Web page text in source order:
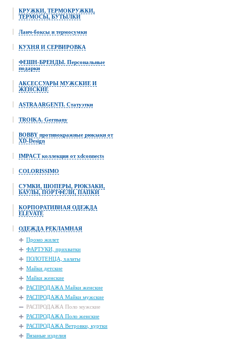
КРУЖКИ, ТЕРМОКРУЖКИ,
ТЕРМОСЫ, БУТЫЛКИ
Ланч-боксы и термосумки
КУХНЯ И СЕРВИРОВКА
ФЕШН-БРЕНДЫ. Персональные
подарки
АКСЕССУАРЫ МУЖСКИЕ И
ЖЕНСКИЕ
ASTRA ARGENTI. Статуэтки
TROIKA. Germany
BOBBY противокражные рюкзаки от
XD-Design
IMPACT коллекция от xdconnects
COLORISSIMO
СУМКИ, ШОПЕРЫ, РЮКЗАКИ,
БАУЛЫ, ПОРТФЕЛИ, ПАПКИ
КОРПОРАТИВНАЯ ОДЕЖДА
ELEVATE
ОДЕЖДА РЕКЛАМНАЯ
Промо жилет
ФАРТУКИ, прихватки
ПОЛОТЕНЦА, халаты
Майки детские
Майки женские
РАСПРОДАЖА Майки женские
РАСПРОДАЖА Майки мужские
РАСПРОДАЖА Поло мужские
РАСПРОДАЖА Поло женские
РАСПРОДАЖА Ветровки, куртки
Вязаные изделия